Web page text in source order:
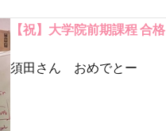
【祝】大学院前期課程 合格
須田さん おめでとー